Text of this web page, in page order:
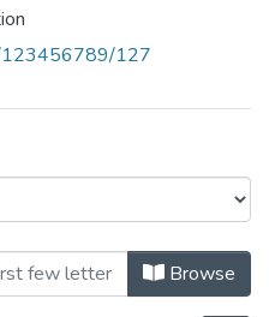
123456789/127
em Browse